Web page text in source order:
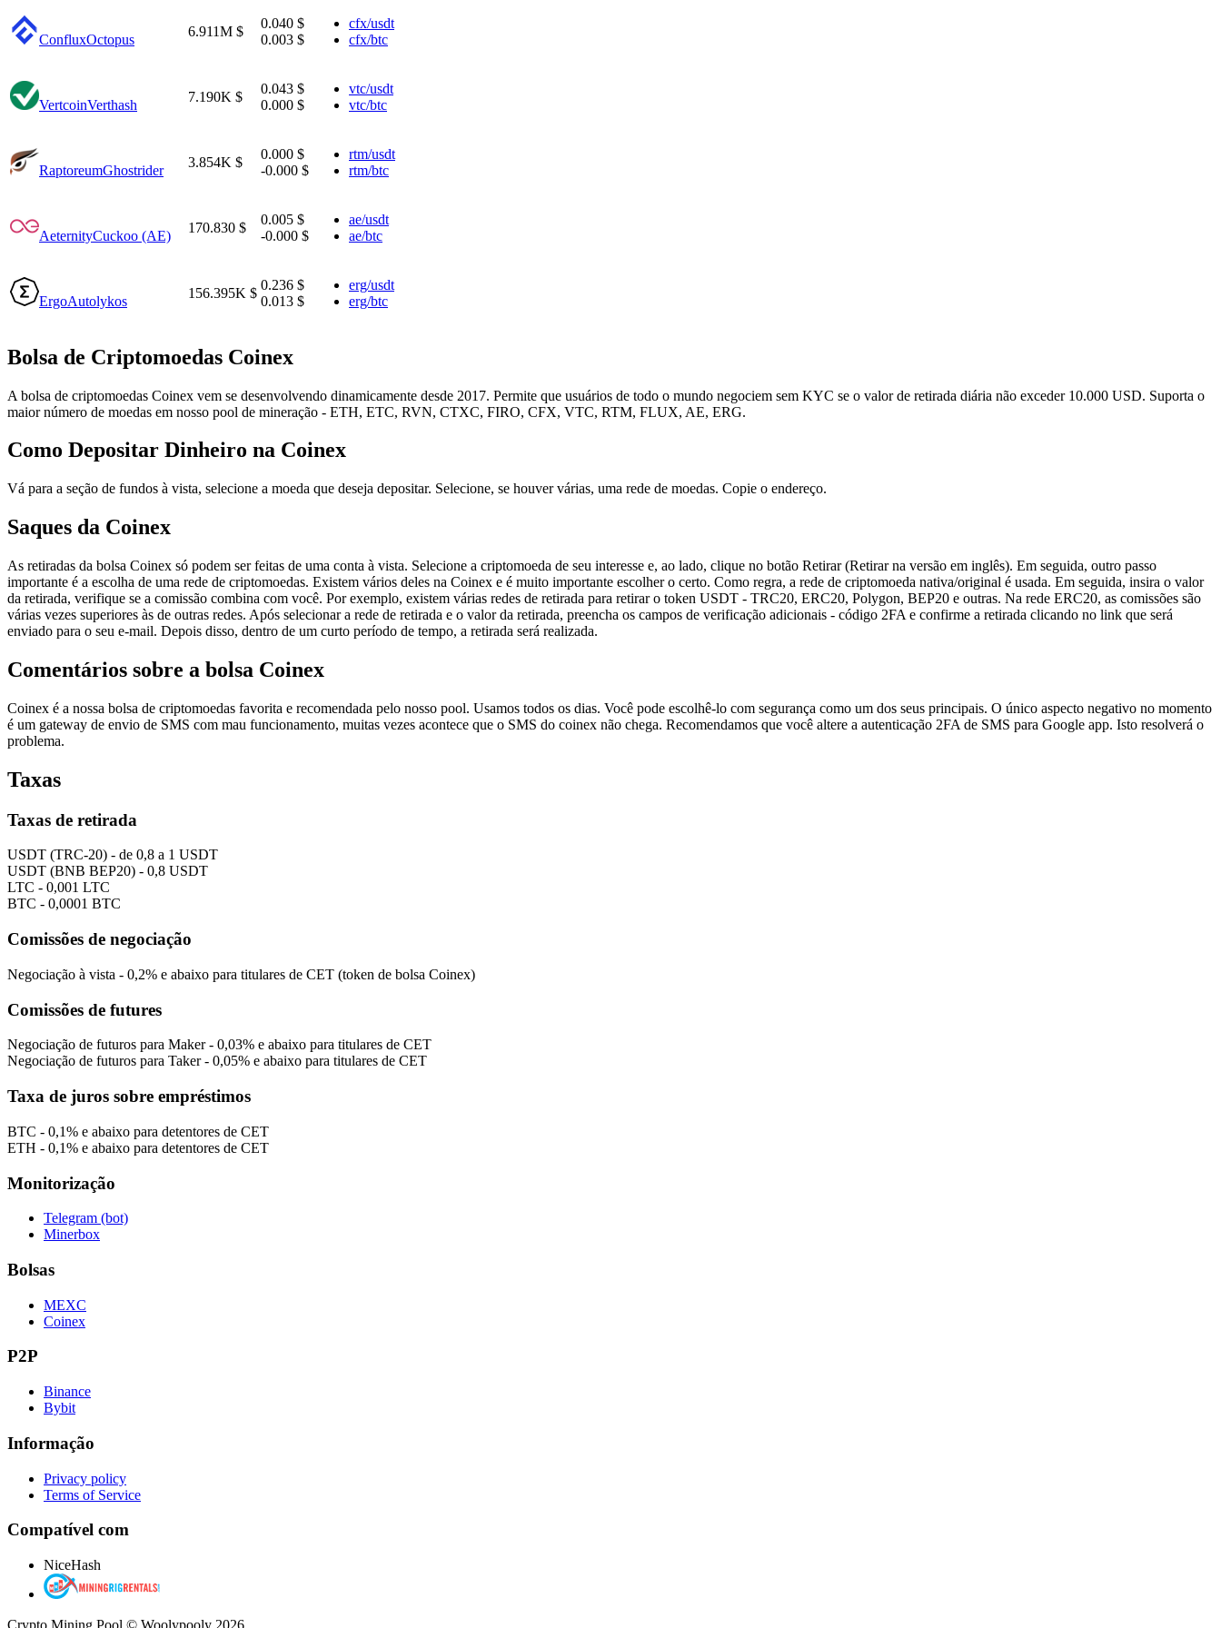
ConfluxOctopus
6.911M $
0.040 $
0.003 $
cfx/usdt
cfx/btc
VertcoinVerthash
7.190K $
0.043 $
0.000 $
vtc/usdt
vtc/btc
RaptoreumGhostrider
3.854K $
0.000 $
-0.000 $
rtm/usdt
rtm/btc
AeternityCuckoo (AE)
170.830 $
0.005 $
-0.000 $
ae/usdt
ae/btc
ErgoAutolykos
156.395K $
0.236 $
0.013 $
erg/usdt
erg/btc
Bolsa de Criptomoedas Coinex
A bolsa de criptomoedas Coinex vem se desenvolvendo dinamicamente desde 2017. Permite que usuários de todo o mundo negociem sem KYC se o valor de retirada diária não exceder 10.000 USD. Suporta o
maior número de moedas em nosso pool de mineração - ETH, ETC, RVN, CTXC, FIRO, CFX, VTC, RTM, FLUX, AE, ERG.
Como Depositar Dinheiro na Coinex
Vá para a seção de fundos à vista, selecione a moeda que deseja depositar. Selecione, se houver várias, uma rede de moedas. Copie o endereço.
Saques da Coinex
As retiradas da bolsa Coinex só podem ser feitas de uma conta à vista. Selecione a criptomoeda de seu interesse e, ao lado, clique no botão Retirar (Retirar na versão em inglês). Em seguida, outro passo
importante é a escolha de uma rede de criptomoedas. Existem vários deles na Coinex e é muito importante escolher o certo. Como regra, a rede de criptomoeda nativa/original é usada. Em seguida, insira o valor
da retirada, verifique se a comissão combina com você. Por exemplo, existem várias redes de retirada para retirar o token USDT - TRC20, ERC20, Polygon, BEP20 e outras. Na rede ERC20, as comissões são
várias vezes superiores às de outras redes. Após selecionar a rede de retirada e o valor da retirada, preencha os campos de verificação adicionais - código 2FA e confirme a retirada clicando no link que será
enviado para o seu e-mail. Depois disso, dentro de um curto período de tempo, a retirada será realizada.
Comentários sobre a bolsa Coinex
Coinex é a nossa bolsa de criptomoedas favorita e recomendada pelo nosso pool. Usamos todos os dias. Você pode escolhê-lo com segurança como um dos seus principais. O único aspecto negativo no momento
é um gateway de envio de SMS com mau funcionamento, muitas vezes acontece que o SMS do coinex não chega. Recomendamos que você altere a autenticação 2FA de SMS para Google app. Isto resolverá o
problema.
Taxas
Taxas de retirada
USDT (TRC-20) - de 0,8 a 1 USDT
USDT (BNB BEP20) - 0,8 USDT
LTC - 0,001 LTC
BTC - 0,0001 BTC
Comissões de negociação
Negociação à vista - 0,2% e abaixo para titulares de CET (token de bolsa Coinex)
Comissões de futures
Negociação de futuros para Maker - 0,03% e abaixo para titulares de CET
Negociação de futuros para Taker - 0,05% e abaixo para titulares de CET
Taxa de juros sobre empréstimos
BTC - 0,1% e abaixo para detentores de CET
ETH - 0,1% e abaixo para detentores de CET
Monitorização
Telegram (bot)
Minerbox
Bolsas
MEXC
Coinex
P2P
Binance
Bybit
Informação
Privacy policy
Terms of Service
Compatível com
NiceHash
Crypto Mining Pool © Woolypooly 2026